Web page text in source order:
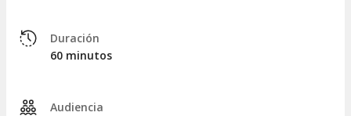
Duración
60 minutos
Audiencia